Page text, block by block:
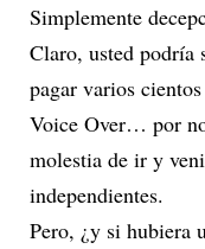
Simplemente
Claro, usted podría
pagar varios
Voice Over… por
molestia de ir y
independientes.
Pero, ¿y si hubiera